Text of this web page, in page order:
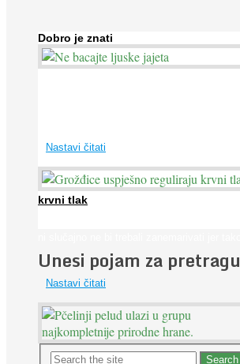
Dobro je znati
Nastavi čitati
krvni tlak
...
Nastavi čitati
Unesi pojam za pretragu